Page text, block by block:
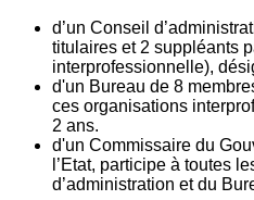
d’un Conseil
titulaires et 2 suppléants
interprofessionnelle),
d'un Bureau de 8
ces organisations
2 ans.
d'un Commissaire du
l’Etat, participe à toutes
d’administration et du